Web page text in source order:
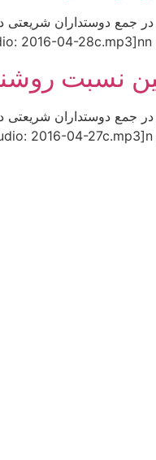
نسبت